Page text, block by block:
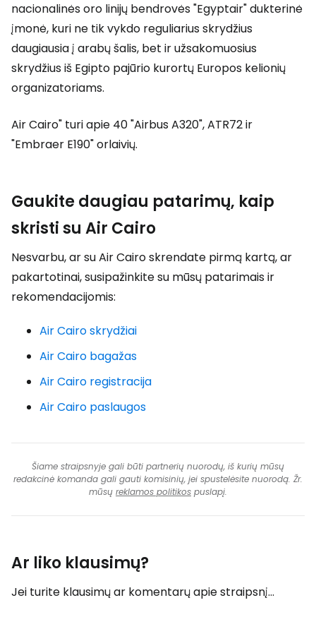
nacionalinės oro linijų bendrovės "Egyptair" dukterinė
įmonė, kuri ne tik vykdo reguliarius skrydžius
daugiausia į arabų šalis, bet ir užsakomuosius
skrydžius iš Egipto pajūrio kurortų Europos kelionių
organizatoriams.
Air Cairo" turi apie 40 "Airbus A320", ATR72 ir
"Embraer E190" orlaivių.
Gaukite daugiau patarimų, kaip
skristi su Air Cairo
Nesvarbu, ar su Air Cairo skrendate pirmą kartą, ar
pakartotinai, susipažinkite su mūsų patarimais ir
rekomendacijomis:
Air Cairo skrydžiai
Air Cairo bagažas
Air Cairo registracija
Air Cairo paslaugos
Šiame straipsnyje gali būti partnerių nuorodų, iš kurių mūsų
redakcinė komanda gali gauti komisinių, jei spustelėsite nuorodą. Žr.
mūsų reklamos politikos puslapį.
Ar liko klausimų?
Jei turite klausimų ar komentarų apie straipsnį...